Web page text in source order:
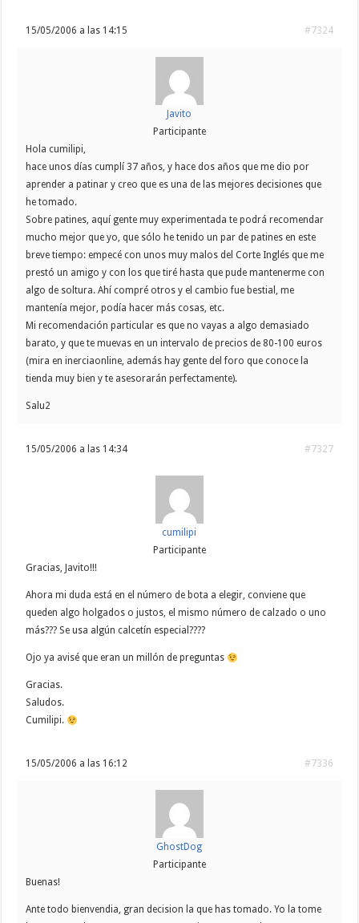
15/05/2006 a las 14:15 #7324
Javito
Participante
Hola cumilipi,
hace unos días cumplí 37 años, y hace dos años que me dio por
aprender a patinar y creo que es una de las mejores decisiones que
he tomado.
Sobre patines, aquí gente muy experimentada te podrá recomendar
mucho mejor que yo, que sólo he tenido un par de patines en este
breve tiempo: empecé con unos muy malos del Corte Inglés que me
prestó un amigo y con los que tiré hasta que pude mantenerme con
algo de soltura. Ahí compré otros y el cambio fue bestial, me
mantenía mejor, podía hacer más cosas, etc.
Mi recomendación particular es que no vayas a algo demasiado
barato, y que te muevas en un intervalo de precios de 80-100 euros
(mira en inerciaonline, además hay gente del foro que conoce la
tienda muy bien y te asesorarán perfectamente).
Salu2
15/05/2006 a las 14:34 #7327
cumilipi
Participante
Gracias, Javito!!!
Ahora mi duda está en el número de bota a elegir, conviene que
queden algo holgados o justos, el mismo número de calzado o uno
más??? Se usa algún calcetín especial????
Ojo ya avisé que eran un millón de preguntas
Gracias.
Saludos.
Cumilipi.
15/05/2006 a las 16:12 #7336
GhostDog
Participante
Buenas!
Ante todo bienvendia, gran decision la que has tomado. Yo la tome